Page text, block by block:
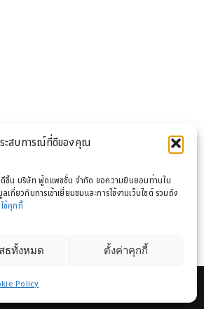
ะสบการณ์ที่ดีของคุณ
ดีขึ้น บริษัท ฟู้ดแพชชั่น จำกัด ขอความยินยอมท่านใน
กี่ยวกับการเข้าเยี่ยมชมและการใช้งานเว็บไซต์ รวมถึง
ช้คุกกี้
ธทั้งหมด ตั้งค่าคุกกี้
Policy